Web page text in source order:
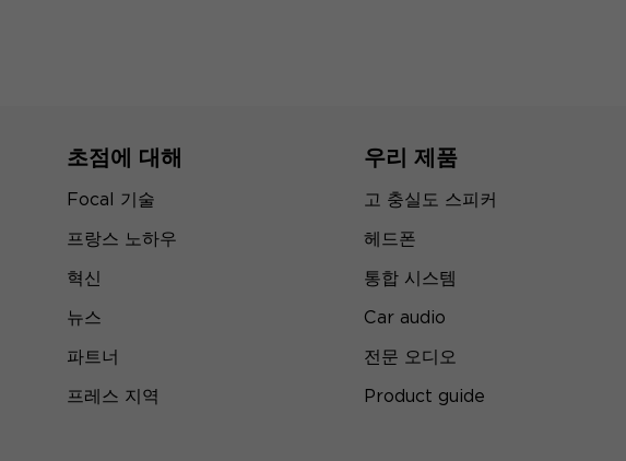
초점에 대해
Focal 기술
프랑스 노하우
혁신
뉴스
파트너
프레스 지역
우리 제품
고 충실도 스피커
헤드폰
통합 시스템
Car audio
전문 오디오
Product guide